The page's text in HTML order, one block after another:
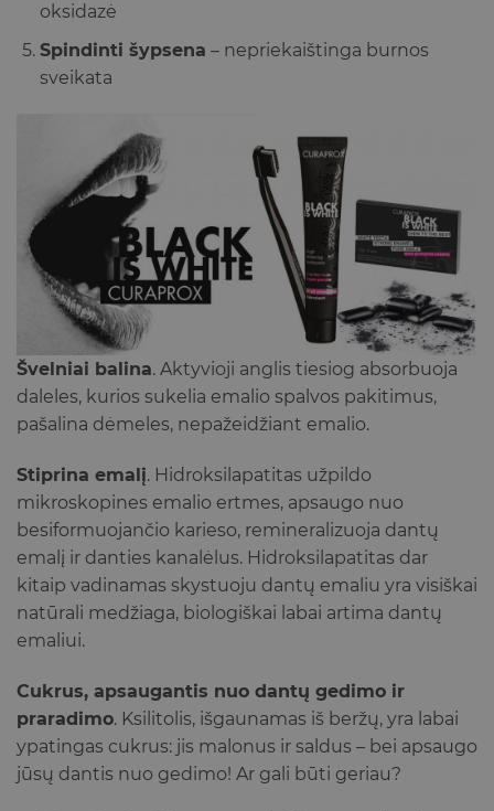
oksidazė
Spindinti šypsena – nepriekaištinga burnos
sveikata
Švelniai balina. Aktyvioji anglis tiesiog absorbuoja
daleles, kurios sukelia emalio spalvos pakitimus,
pašalina dėmeles, nepažeidžiant emalio.
Stiprina emalį. Hidroksilapatitas užpildo
mikroskopines emalio ertmes, apsaugo nuo
besiformuojančio karieso, remineralizuoja dantų
emalį ir danties kanalėlus. Hidroksilapatitas dar
kitaip vadinamas skystuoju dantų emaliu yra visiškai
natūrali medžiaga, biologiškai labai artima dantų
emaliui.
Cukrus, apsaugantis nuo dantų gedimo ir
praradimo. Ksilitolis, išgaunamas iš beržų, yra labai
ypatingas cukrus: jis malonus ir saldus – bei apsaugo
jūsų dantis nuo gedimo! Ar gali būti geriau?